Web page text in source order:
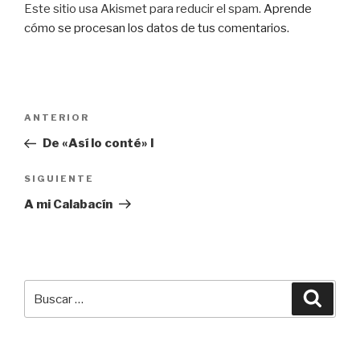
Este sitio usa Akismet para reducir el spam. Aprende
cómo se procesan los datos de tus comentarios.
entradas
Entrada
anterior:
ANTERIOR
De «Así lo conté» I
Siguiente
entrada
SIGUIENTE
A mi Calabacín
por: